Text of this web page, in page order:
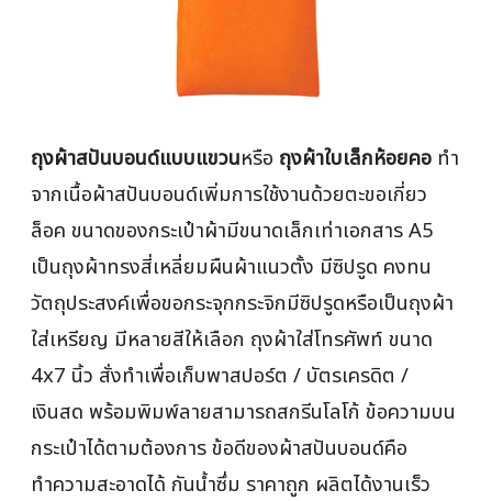
ถุงผ้าสปันบอนด์แบบแขวนหรือ ถุงผ้าใบเล็กห้อยคอ ทำ
จากเนื้อผ้าสปันบอนด์เพิ่มการใช้งานด้วยตะขอเกี่ยว
ล็อค ขนาดของกระเป๋าผ้ามีขนาดเล็กเท่าเอกสาร A5
เป็นถุงผ้าทรงสี่เหลี่ยมผืนผ้าแนวตั้ง มีซิปรูด คงทน
วัตถุประสงค์เพื่อขอกระจุกกระจิกมีซิปรูดหรือเป็นถุงผ้า
ใส่เหรียญ มีหลายสีให้เลือก ถุงผ้าใส่โทรศัพท์ ขนาด
4x7 นิ้ว สั่งทำเพื่อเก็บพาสปอร์ต / บัตรเครดิต /
เงินสด พร้อมพิมพ์ลายสามารถสกรีนโลโก้ ข้อความบน
กระเป๋าได้ตามต้องการ ข้อดีของผ้าสปันบอนด์คือ
ทำความสะอาดได้ กันน้ำซึ่ม ราคาถูก ผลิตได้งานเร็ว